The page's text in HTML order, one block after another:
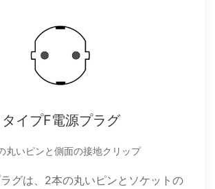
タイプF電源プラグ
丸いピンと側面の接地クリップ
グは、2本の丸いピンとソケットの